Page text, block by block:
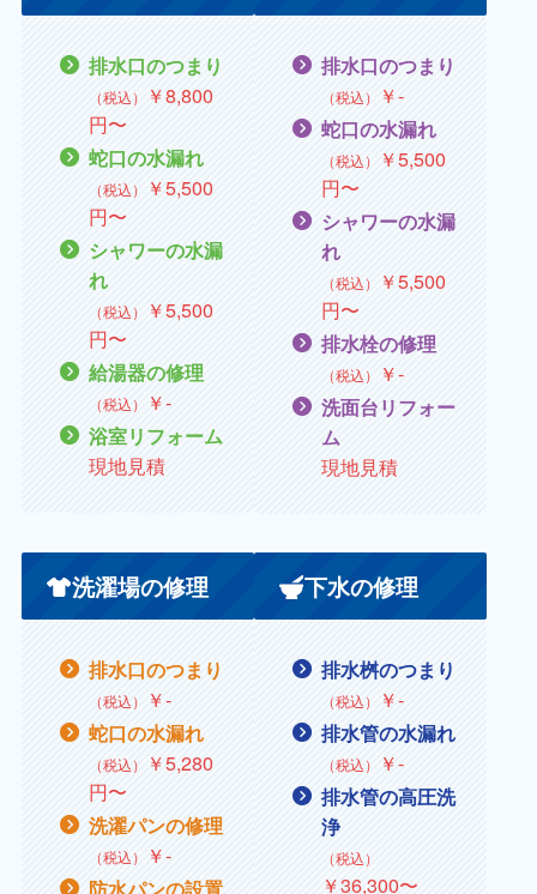
排水口のつまり
（税込）
￥8,800
円〜
蛇口の水漏れ
（税込） ￥5,500
円〜
シャワーの水漏
れ
（税込） ￥5,500
円〜
給湯器の修理
（税込） ￥‐
浴室リフォーム
現地見積
排水口のつまり
（税込） ￥‐
蛇口の水漏れ
（税込） ￥5,500
円〜
シャワーの水漏
れ
（税込） ￥5,500
円〜
排水栓の修理
（税込） ￥‐
洗面台リフォー
ム
現地見積
洗濯場の修理
排水口のつまり
（税込） ￥‐
蛇口の水漏れ
（税込）
￥5,280
円〜
洗濯パンの修理
（税込） ￥‐
防水パンの設置
下水の修理
排水桝のつまり
（税込） ￥‐
排水管の水漏れ
（税込） ￥‐
排水管の高圧洗
浄
（税込）
￥36,300〜